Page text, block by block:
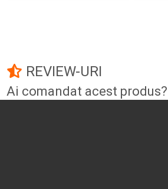
REVIEW-URI
Ai comandat acest produs?